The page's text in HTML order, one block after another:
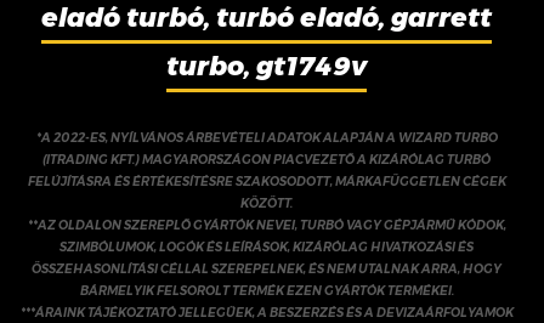
eladó turbó, turbó eladó, garrett
turbo, gt1749v
*A 2022-ES, NYÍLVÁNOS ÁRBEVÉTELI ADATOK ALAPJÁN A WIZARD TURBO
(ITRADING KFT.) MAGYARORSZÁGON PIACVEZETŐ A KIZÁRÓLAG TURBÓ
FELÚJÍTÁSRA ÉS ÉRTÉKESÍTÉSRE SZAKOSODOTT, MÁRKAFÜGGETLEN CÉGEK
KÖZÖTT.
**AZ OLDALON SZEREPLŐ GYÁRTÓK NEVEI, TURBÓ VAGY GÉPJÁRMŰ KÓDOK,
SZIMBÓLUMOK, LOGÓK ÉS LEÍRÁSOK, KIZÁRÓLAG HIVATKOZÁSI ÉS
ÖSSZEHASONLÍTÁSI CÉLLAL SZEREPELNEK, ÉS NEM UTALNAK ARRA, HOGY
BÁRMELYIK FELSOROLT TERMÉK EZEN GYÁRTÓK TERMÉKEI.
***ÁRAINK TÁJÉKOZTATÓ JELLEGŰEK, A BESZERZÉS ÉS A DEVIZAÁRFOLYAMOK